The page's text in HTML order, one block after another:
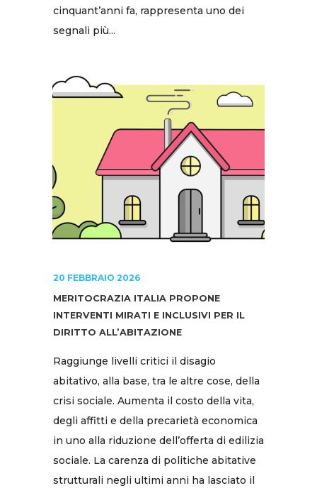
cinquant’anni fa, rappresenta uno dei
segnali più...
20 FEBBRAIO 2026
MERITOCRAZIA ITALIA PROPONE
INTERVENTI MIRATI E INCLUSIVI PER IL
DIRITTO ALL’ABITAZIONE
Raggiunge livelli critici il disagio
abitativo, alla base, tra le altre cose, della
crisi sociale. Aumenta il costo della vita,
degli affitti e della precarietà economica
in uno alla riduzione dell’offerta di edilizia
sociale. La carenza di politiche abitative
strutturali negli ultimi anni ha lasciato il